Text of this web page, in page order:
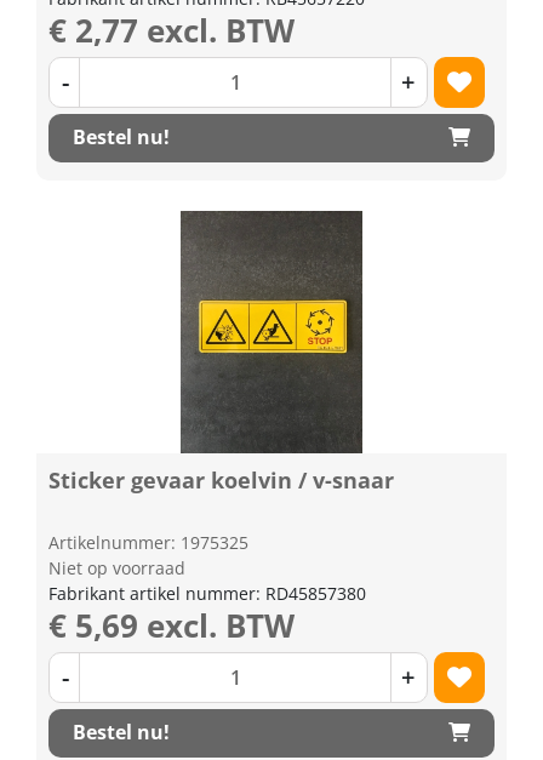
€ 2,77 excl. BTW
- +
Bestel nu!
Sticker gevaar koelvin / v-snaar
Artikelnummer: 1975325
Niet op voorraad
Fabrikant artikel nummer: RD45857380
€ 5,69 excl. BTW
- +
Bestel nu!